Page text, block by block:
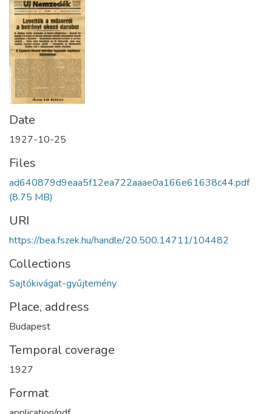
Date
1927-10-25
Files
ad640879d9eaa5f12ea722aaae0a166e61638c44.pdf
(8.75 MB)
URI
https://bea.fszek.hu/handle/20.500.14711/104482
Collections
Sajtókivágat-gyűjtemény
Place, address
Budapest
Temporal coverage
1927
Format